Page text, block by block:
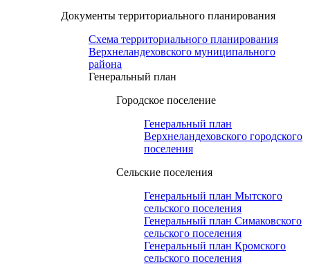
Документы территориального планирования
Схема территориального планирования
Верхнеландеховского муниципального
района
Генеральный план
Городское поселение
Генеральный план
Верхнеландеховского городского
поселения
Сельские поселения
Генеральный план Мытского
сельского поселения
Генеральный план Симаковского
сельского поселения
Генеральный план Кромского
сельского поселения